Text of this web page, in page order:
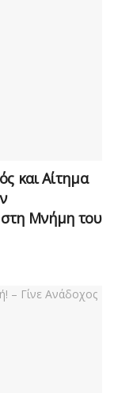
και Αίτημα
Μνήμη του